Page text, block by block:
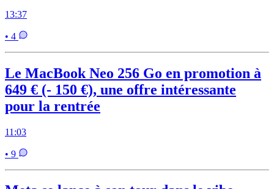
13:37
• 4
Le MacBook Neo 256 Go en promotion à
649 € (- 150 €), une offre intéressante
pour la rentrée
11:03
• 9